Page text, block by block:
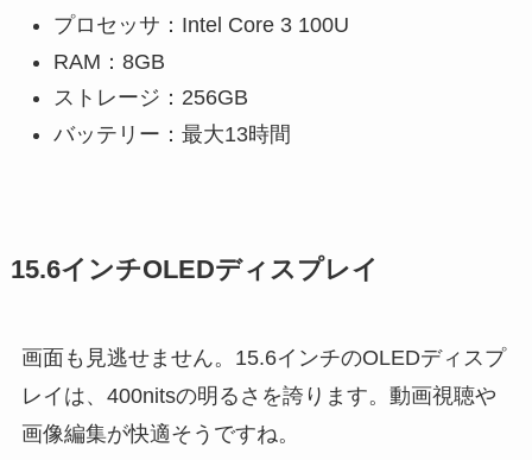
プロセッサ：Intel Core 3 100U
RAM：8GB
ストレージ：256GB
バッテリー：最大13時間
15.6インチOLEDディスプレイ
画面も見逃せません。15.6インチのOLEDディスプ
レイは、400nitsの明るさを誇ります。動画視聴や
画像編集が快適そうですね。